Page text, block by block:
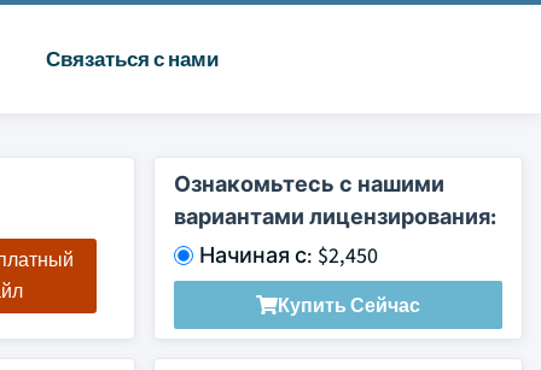
Связаться с нами
Ознакомьтесь с нашими
вариантами лицензирования:
Начиная с: $2,450
Купить Сейчас